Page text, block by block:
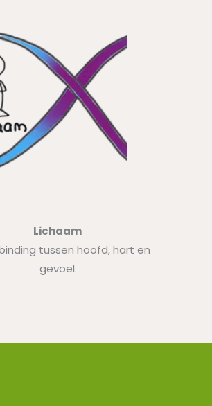
Lichaam
tussen hoofd, hart en
gevoel.